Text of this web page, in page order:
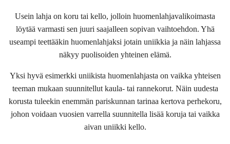
Usein lahja on koru tai kello, jolloin huomenlahjavalikoimasta
löytää varmasti sen juuri saajalleen sopivan vaihtoehdon. Yhä
useampi teettääkin huomenlahjaksi jotain uniikkia ja näin lahjassa
näkyy puolisoiden yhteinen elämä.
Yksi hyvä esimerkki uniikista huomenlahjasta on vaikka yhteisen
teeman mukaan suunnitellut kaula- tai rannekorut. Näin uudesta
korusta tuleekin enemmän pariskunnan tarinaa kertova perhekoru,
johon voidaan vuosien varrella suunnitella lisää koruja tai vaikka
aivan uniikki kello.